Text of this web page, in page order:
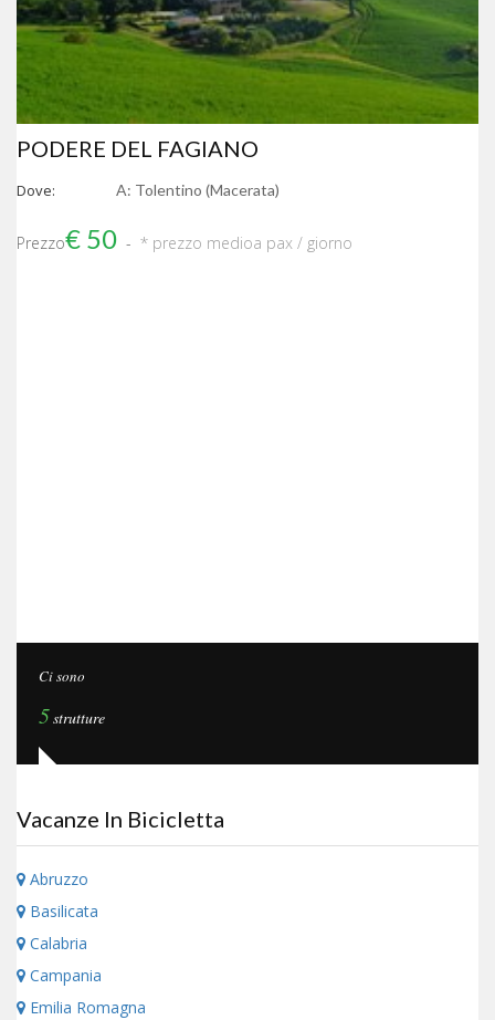
PODERE DEL FAGIANO
Dove: A: Tolentino (Macerata)
Prezzo€ 50 * prezzo medioa pax / giorno
Ci sono
5strutture
Vacanze In Bicicletta
Abruzzo
Basilicata
Calabria
Campania
Emilia Romagna